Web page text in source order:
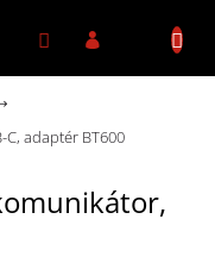
C, adaptér BT600